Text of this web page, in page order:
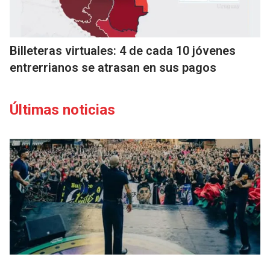
Billeteras virtuales: 4 de cada 10 jóvenes
entrerrianos se atrasan en sus pagos
Últimas noticias